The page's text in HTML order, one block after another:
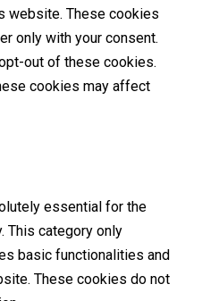
website. These cookies
only with your consent.
out of these cookies.
cookies may affect
essential for the
This category only
basic functionalities and
These cookies do not